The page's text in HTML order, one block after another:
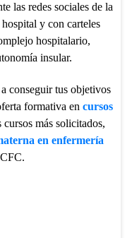
las redes sociales de la
y con carteles
hospitalario,
insular.
conseguir tus objetivos
formativa en cursos
cursos más solicitados,
en enfermería